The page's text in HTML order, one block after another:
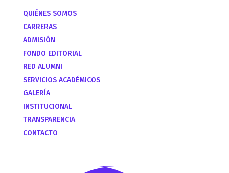
QUIÉNES SOMOS
CARRERAS
ADMISIÓN
FONDO EDITORIAL
RED ALUMNI
SERVICIOS ACADÉMICOS
GALERÍA
INSTITUCIONAL
TRANSPARENCIA
CONTACTO